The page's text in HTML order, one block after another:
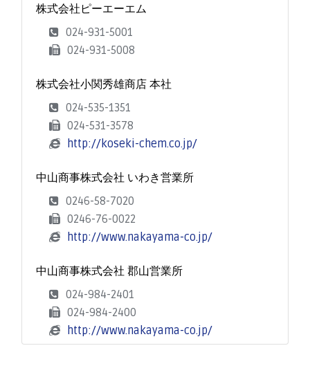
株式会社ピーエーエム
024-931-5001
024-931-5008
株式会社小関秀雄商店 本社
024-535-1351
024-531-3578
http://koseki-chem.co.jp/
中山商事株式会社 いわき営業所
0246-58-7020
0246-76-0022
http://www.nakayama-co.jp/
中山商事株式会社 郡山営業所
024-984-2401
024-984-2400
http://www.nakayama-co.jp/